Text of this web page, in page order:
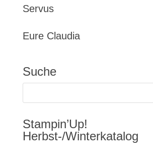
Servus
Eure Claudia
Suche
Stampin’Up!
Herbst-/Winterkatalog